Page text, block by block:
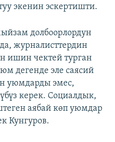
экенин эскертишти.
долбоорлордун
журналисттердин
ишин чектей турган
дегенде эле саясий
уюмдарды эмес,
керек. Социалдык,
аябай көп уюмдар
Кунгуров.